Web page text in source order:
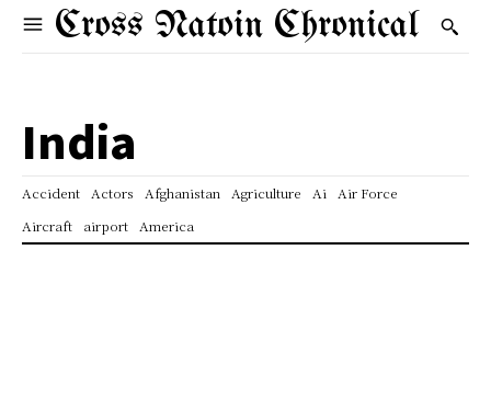
Cross Natoin Chronical
India
Accident Actors Afghanistan Agriculture Ai
Air Force
Aircraft
airport America